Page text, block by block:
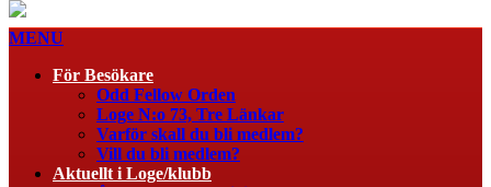
MENU
För Besökare
Odd Fellow Orden
Loge N:o 73, Tre Länkar
Varför skall du bli medlem?
Vill du bli medlem?
Aktuellt i Loge/klubb